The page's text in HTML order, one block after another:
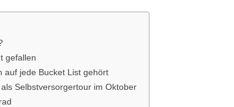
gefallen
auf jede Bucket List gehört
Selbstversorgertour im Oktober